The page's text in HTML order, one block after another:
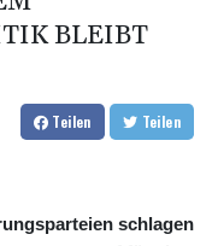
BLEIBT
Teilen Teilen
schlagen